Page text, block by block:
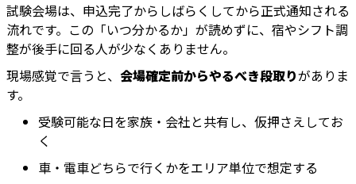
試験会場は、申込完了からしばらくしてから正式通知される
流れです。この「いつ分かるか」が読めずに、宿やシフト調
整が後手に回る人が少なくありません。
現場感覚で言うと、 会場確定前からやるべき段取りがありま
す。
受験可能な日を家族・会社と共有し、仮押さえしてお
く
車・電車どちらで行くかをエリア単位で想定する